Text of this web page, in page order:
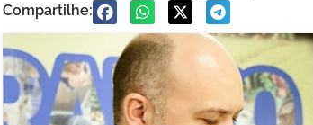
Compartilhe: